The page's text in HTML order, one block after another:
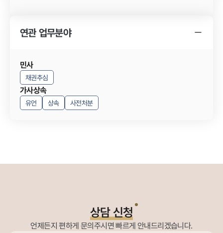
연관 업무분야
민사
채권추심
가사상속
유언 상속 사전처분
상담 신청
언제든지 편하게 문의주시면 빠르게 안내드리겠습니다.